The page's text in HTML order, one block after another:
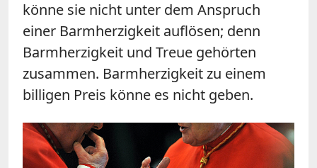
könne sie nicht unter dem Anspruch
einer Barmherzigkeit auflösen; denn
Barmherzigkeit und Treue gehörten
zusammen. Barmherzigkeit zu einem
billigen Preis könne es nicht geben.